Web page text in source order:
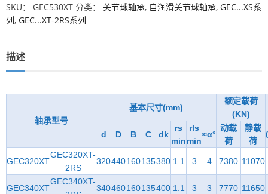
SKU： GEC530XT 分类： 关节球轴承, 自润滑关节球轴承, GEC...XS系
列, GEC...XT-2RS系列
描述
轴承型号
基本尺寸(mm)
额定载荷
(KN)
d D B C dk
rs
min
rls
min
≈α°
动载
荷
静载
荷
GEC320XT
GEC320XT-
2RS
320440160135380 1.1 3 4 7380 11070
GEC340XT
GEC340XT-
340460160135400 1.1 3 3 7770 11650